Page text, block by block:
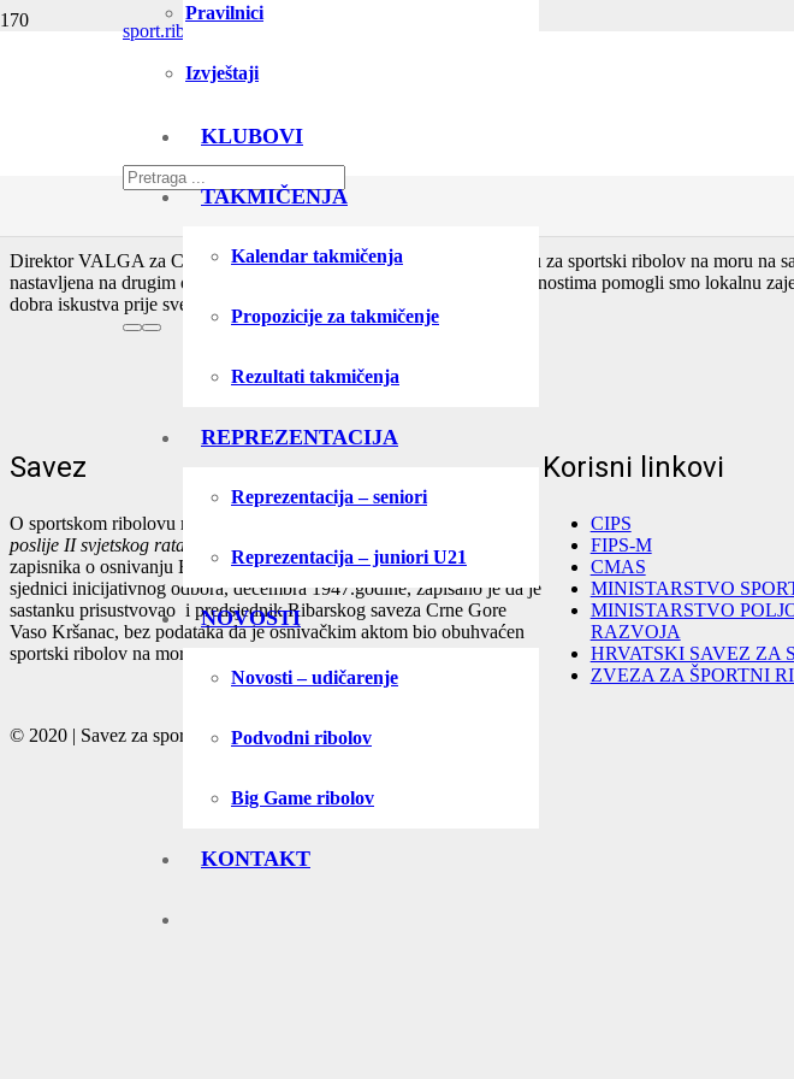
sport.rib.cg@gmail.com
Pravilnici
Izvještaji
KLUBOVI
TAKMIČENJA
Kalendar takmičenja
Propozicije za takmičenje
Rezultati takmičenja
REPREZENTACIJA
Reprezentacija – seniori
Reprezentacija – juniori U21
NOVOSTI
Novosti – udičarenje
Podvodni ribolov
Big Game ribolov
KONTAKT
Predsjednik Saveza Mladen Rostović se ovim povodom zahvalio VALGU na donaciji i istakao da je
Direktor VALGA za Crnu Goru Rajko Uskoković se zahvalio Savezu za sportski ribolov na moru
nastavljena na drugim održivim projektima. U skladu sa našim mogućnostima pomogli smo lokalnu
dobra iskustva prije svega iz saradnje sa lokalnim stanovništvom.
Savez
O sportskom ribolovu na moru u Crnoj Gori
poslije II svjetskog rata
nema pouzdanih pisanih dokumenata. Iz
zapisnika o osnivanju Brodarskog društva „Jugole Grakalić“, na
sjednici inicijativnog odbora, decembra 1947.godine, zapisano je da je
sastanku prisustvovao i predsjednik Ribarskog saveza Crne Gore
Vaso Kršanac, bez podataka da je osnivačkim aktom bio obuhvaćen
sportski ribolov na moru…
Korisni linkovi
CIPS
FIPS-M
CMAS
MINISTARSTVO
MINISTARSTVO
RAZVOJA
HRVATSKI SAVEZ ZA
ZVEZA ZA ŠPORTNI
© 2020 | Savez za sportski ribolov na moru Crne Gore